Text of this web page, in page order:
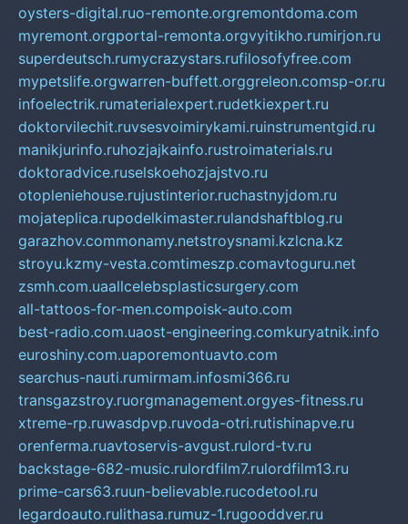
oysters-digital.ruo-remonte.orgremontdoma.com
myremont.orgportal-remonta.orgvyitikho.rumirjon.ru
superdeutsch.rumycrazystars.rufilosofyfree.com
mypetslife.orgwarren-buffett.orggreleon.comsp-or.ru
infoelectrik.rumaterialexpert.rudetkiexpert.ru
doktorvilechit.ruvsesvoimirykami.ruinstrumentgid.ru
manikjurinfo.ruhozjajkainfo.rustroimaterials.ru
doktoradvice.ruselskoehozjajstvo.ru
otopleniehouse.rujustinterior.ruchastnyjdom.ru
mojateplica.rupodelkimaster.rulandshaftblog.ru
garazhov.commonamy.netstroysnami.kzlcna.kz
stroyu.kzmy-vesta.comtimeszp.comavtoguru.net
zsmh.com.uaallcelebsplasticsurgery.com
all-tattoos-for-men.compoisk-auto.com
best-radio.com.uaost-engineering.comkuryatnik.info
euroshiny.com.uaporemontuavto.com
searchus-nauti.rumirmam.infosmi366.ru
transgazstroy.ruorgmanagement.orgyes-fitness.ru
xtreme-rp.ruwasdpvp.ruvoda-otri.rutishinapve.ru
orenferma.ruavtoservis-avgust.rulord-tv.ru
backstage-682-music.rulordfilm7.rulordfilm13.ru
prime-cars63.ruun-believable.rucodetool.ru
legardoauto.rulithasa.rumuz-1.rugooddver.ru